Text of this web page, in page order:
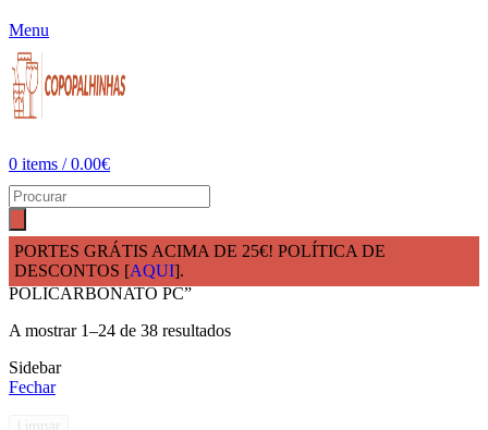
Menu
0 items / 0.00€
PORTES GRÁTIS ACIMA DE 25€! POLÍTICA DE
DESCONTOS [AQUI].
InícioProdutos etiquetados com “LOUÇAS PREMIUM
POLICARBONATO PC”
A mostrar 1–24 de 38 resultados
Sidebar
Fechar